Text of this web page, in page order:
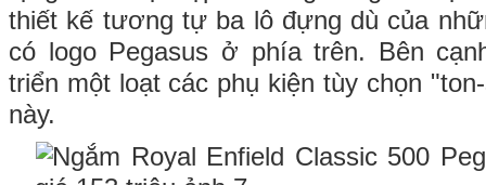
thiết kế tương tự ba lô đựng dù của
có logo Pegasus ở phía trên. Bên
triển một loạt các phụ kiện tùy chọn
này.